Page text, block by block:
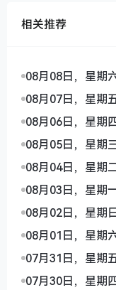
相关推荐
08月08日，星期
08月07日，星期
08月06日，星期
08月05日，星期
08月04日，星期
08月03日，星期
08月02日，星期
08月01日，星期
07月31日，星期
07月30日，星期